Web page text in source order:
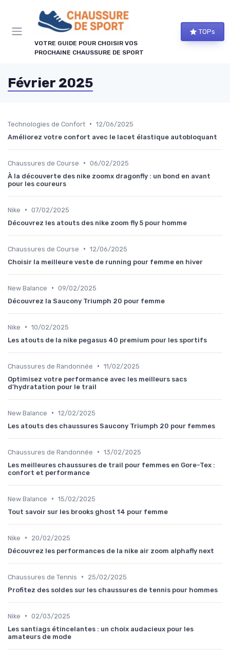
VOTRE GUIDE POUR CHOISIR VOS
PROCHAINE CHAUSSURE DE SPORT
TOPs
Février 2025
Technologies de Confort • 12/06/2025
Améliorez votre confort avec le lacet élastique autobloquant
Chaussures de Course • 06/02/2025
À la découverte des nike zoomx dragonfly : un bond en avant
pour les coureurs
Nike • 07/02/2025
Découvrez les atouts des nike zoom fly 5 pour homme
Chaussures de Course • 12/06/2025
Choisir la meilleure veste de running pour femme en hiver
New Balance • 09/02/2025
Découvrez la Saucony Triumph 20 pour femme
Nike • 10/02/2025
Les atouts de la nike pegasus 40 premium pour les sportifs
Chaussures de Randonnée • 11/02/2025
Optimisez votre performance avec les meilleurs sacs
d'hydratation pour le trail
New Balance • 12/02/2025
Les atouts des chaussures Saucony Triumph 20 pour femmes
Chaussures de Randonnée • 13/02/2025
Les meilleures chaussures de trail pour femmes en Gore-Tex :
confort et performance
New Balance • 15/02/2025
Tout savoir sur les brooks ghost 14 pour femme
Nike •
20/02/2025
Découvrez les performances de la nike air zoom alphafly next
Chaussures de Tennis •
25/02/2025
Profitez des soldes sur les chaussures de tennis pour hommes
Nike • 02/03/2025
Les santiags étincelantes : un choix audacieux pour les
amateurs de mode